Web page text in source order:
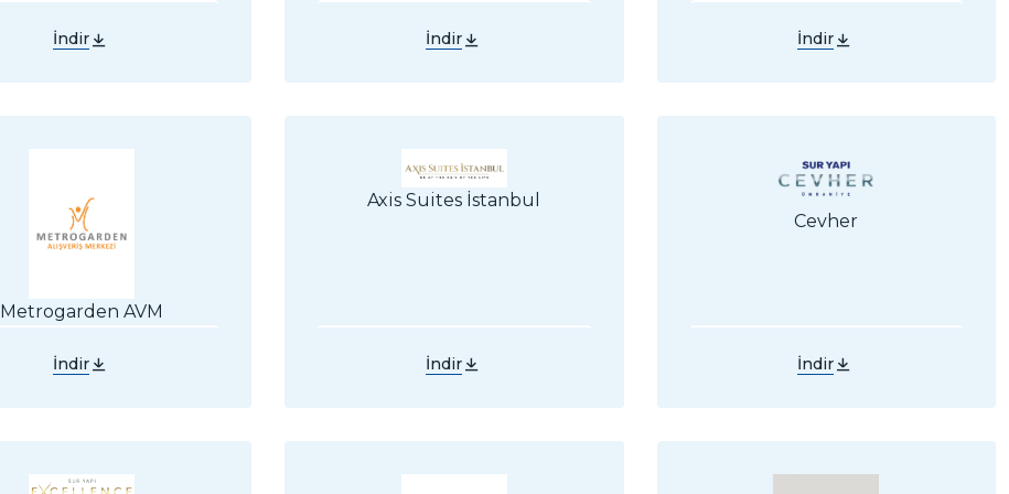
İndir İndir İndir
Metrogarden AVM
İndir
Axis Suites İstanbul
İndir
Cevher
İndir